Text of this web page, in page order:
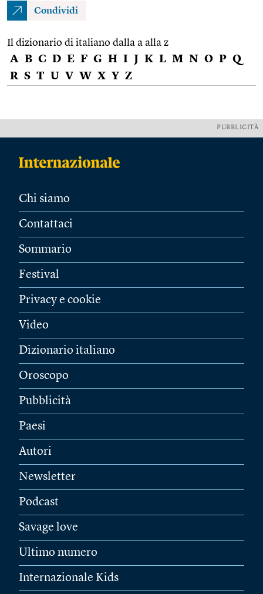
Condividi
Il dizionario di italiano dalla a alla z
A B C D E F G H I J K L M N O P Q
R S T U V W X Y Z
PUBBLICITÀ
Chi siamo
Contattaci
Sommario
Festival
Privacy e cookie
Video
Dizionario italiano
Oroscopo
Pubblicità
Paesi
Autori
Newsletter
Podcast
Savage love
Ultimo numero
Internazionale Kids